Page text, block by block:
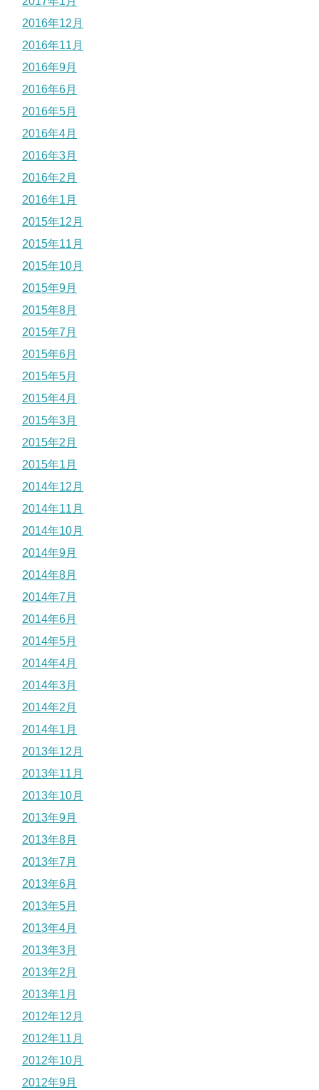
2016年12月
2016年11月
2016年9月
2016年6月
2016年5月
2016年4月
2016年3月
2016年2月
2016年1月
2015年12月
2015年11月
2015年10月
2015年9月
2015年8月
2015年7月
2015年6月
2015年5月
2015年4月
2015年3月
2015年2月
2015年1月
2014年12月
2014年11月
2014年10月
2014年9月
2014年8月
2014年7月
2014年6月
2014年5月
2014年4月
2014年3月
2014年2月
2014年1月
2013年12月
2013年11月
2013年10月
2013年9月
2013年8月
2013年7月
2013年6月
2013年5月
2013年4月
2013年3月
2013年2月
2013年1月
2012年12月
2012年11月
2012年10月
2012年9月